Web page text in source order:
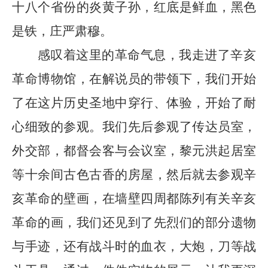
十八个省份的炎黄子孙，红底是鲜血，黑色
是铁，庄严肃穆。
感叹着这里的革命气息，我走进了辛亥
革命博物馆，在解说员的带领下，我们开始
了在这片历史圣地中穿行、体验，开始了耐
心细致的参观。我们先后参观了传达员室，
外交部，都督会客与会议室，黎元洪起居室
等十余间古色古香的房屋，然后就去参观辛
亥革命的壁画，在墙壁四周都陈列有关辛亥
革命的画，我们还见到了先烈们的部分遗物
与手迹，还有战斗时的血衣，大炮，刀等战